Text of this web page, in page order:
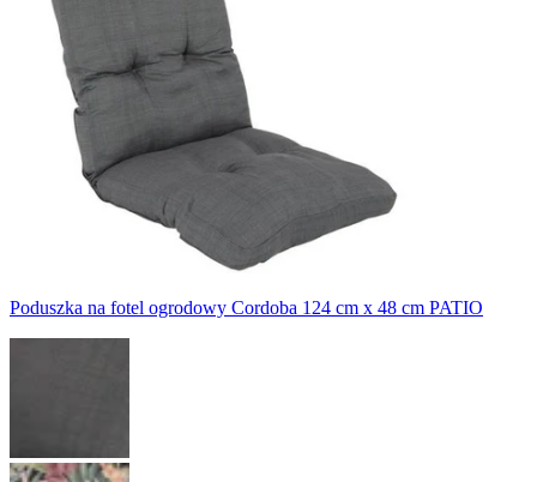
Poduszka na fotel ogrodowy Cordoba 124 cm x 48 cm PATIO